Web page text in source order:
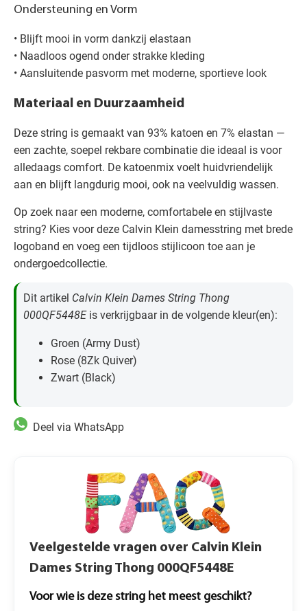
Ondersteuning en Vorm
• Blijft mooi in vorm dankzij elastaan
• Naadloos ogend onder strakke kleding
• Aansluitende pasvorm met moderne, sportieve look
Materiaal en Duurzaamheid
Deze string is gemaakt van 93% katoen en 7% elastan —
een zachte, soepel rekbare combinatie die ideaal is voor
alledaags comfort. De katoenmix voelt huidvriendelijk
aan en blijft langdurig mooi, ook na veelvuldig wassen.
Op zoek naar een moderne, comfortabele en stijlvaste
string? Kies voor deze Calvin Klein damesstring met brede
logoband en voeg een tijdloos stijlicoon toe aan je
ondergoedcollectie.
Dit artikel Calvin Klein Dames String Thong
000QF5448E is verkrijgbaar in de volgende kleur(en):
Groen (Army Dust)
Rose (8Zk Quiver)
Zwart (Black)
Deel via WhatsApp
Veelgestelde vragen over Calvin Klein
Dames String Thong 000QF5448E
Voor wie is deze string het meest geschikt?